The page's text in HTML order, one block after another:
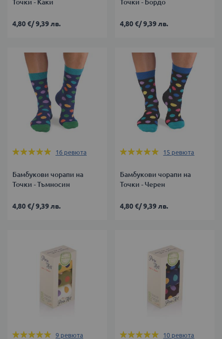
Точки - Каки
4,80 €/9,39 лв.
Точки - Бордо
4,80 €/9,39 лв.
Оценка:
16 ревюта
Бамбукови чорапи на
Точки - Тъмносин
4,80 €/9,39 лв.
Оценка:
15 ревюта
Бамбукови чорапи на
Точки - Черен
4,80 €/9,39 лв.
Оценка:
9 ревюта
Оценка:
10 ревюта